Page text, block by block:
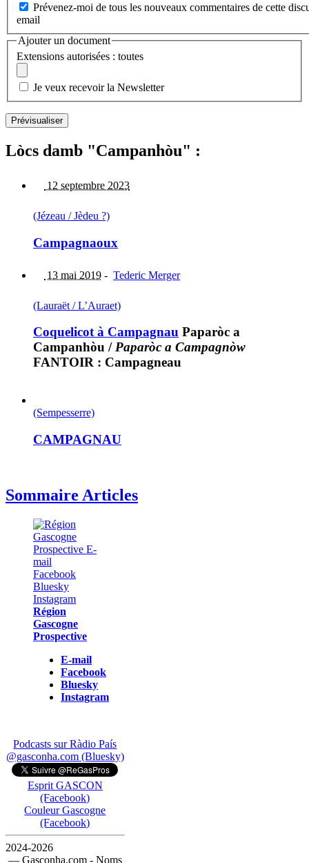
Prévenez-moi de tous les nouveaux commentaires de cette
email
Ajouter un document
Extensions autorisées : toutes
Je veux recevoir la Newsletter
Lòcs damb "Campanhòu" :
12 septembre 2023
(Jézeau / Jèdeu ?)
Campagnaoux
13 mai 2019 - Tederic Merger
(Lauraët / L’Auraet)
Coquelicot à Campagnau Paparòc a
Campanhòu /Paparòc a Campagnòw
FANTOIR : Campagneau
(Sempesserre)
CAMPAGNAU
Sommaire Articles
Région
Gascogne
Prospective
E-mail
Facebook
Bluesky
Instagram
Podcasts sur Ràdio País
@gasconha.com (Bluesky)
Esprit GASCON
(Facebook)
Couleur Gascogne
(Facebook)
2024-2026
— Gasconha.com - Noms